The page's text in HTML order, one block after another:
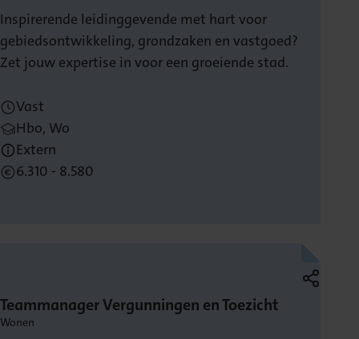
Inspirerende leidinggevende met hart voor
gebiedsontwikkeling, grondzaken en vastgoed?
Zet jouw expertise in voor een groeiende stad.
Vast
Hbo, Wo
Extern
6.310 - 8.580
Teammanager Vergunningen en Toezicht
Wonen